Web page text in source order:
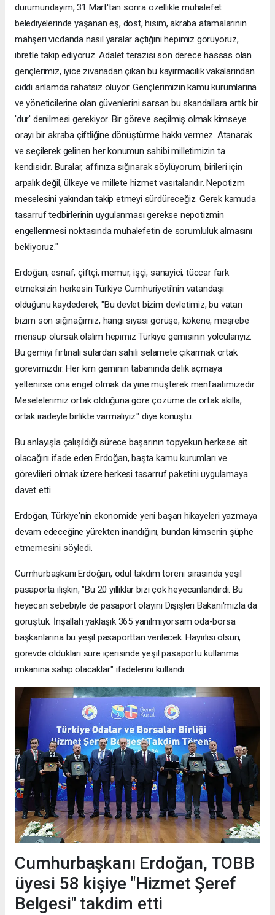
durumundayım, 31 Mart'tan sonra özellikle muhalefet
belediyelerinde yaşanan eş, dost, hısım, akraba atamalarının
mahşeri vicdanda nasıl yaralar açtığını hepimiz görüyoruz,
ibretle takip ediyoruz. Adalet terazisi son derece hassas olan
gençlerimiz, iyice zıvanadan çıkan bu kayırmacılık vakalarından
ciddi anlamda rahatsız oluyor. Gençlerimizin kamu kurumlarına
ve yöneticilerine olan güvenlerini sarsan bu skandallara artık bir
'dur' denilmesi gerekiyor. Bir göreve seçilmiş olmak kimseye
orayı bir akraba çiftliğine dönüştürme hakkı vermez. Atanarak
ve seçilerek gelinen her konumun sahibi milletimizin ta
kendisidir. Buralar, affınıza sığınarak söylüyorum, birileri için
arpalık değil, ülkeye ve millete hizmet vasıtalarıdır. Nepotizm
meselesini yakından takip etmeyi sürdüreceğiz. Gerek kamuda
tasarruf tedbirlerinin uygulanması gerekse nepotizmin
engellenmesi noktasında muhalefetin de sorumluluk almasını
bekliyoruz."
Erdoğan, esnaf, çiftçi, memur, işçi, sanayici, tüccar fark
etmeksizin herkesin Türkiye Cumhuriyeti'nin vatandaşı
olduğunu kaydederek, "Bu devlet bizim devletimiz, bu vatan
bizim son sığınağımız, hangi siyasi görüşe, kökene, meşrebe
mensup olursak olalım hepimiz Türkiye gemisinin yolcularıyız.
Bu gemiyi fırtınalı sulardan sahili selamete çıkarmak ortak
görevimizdir. Her kim geminin tabanında delik açmaya
yeltenirse ona engel olmak da yine müşterek menfaatimizedir.
Meselelerimiz ortak olduğuna göre çözüme de ortak akılla,
ortak iradeyle birlikte varmalıyız." diye konuştu.
Bu anlayışla çalışıldığı sürece başarının topyekun herkese ait
olacağını ifade eden Erdoğan, başta kamu kurumları ve
görevlileri olmak üzere herkesi tasarruf paketini uygulamaya
davet etti.
Erdoğan, Türkiye'nin ekonomide yeni başarı hikayeleri yazmaya
devam edeceğine yürekten inandığını, bundan kimsenin şüphe
etmemesini söyledi.
Cumhurbaşkanı Erdoğan, ödül takdim töreni sırasında yeşil
pasaporta ilişkin, "Bu 20 yıllıklar bizi çok heyecanlandırdı. Bu
heyecan sebebiyle de pasaport olayını Dışişleri Bakanı'mızla da
görüştük. İnşallah yaklaşık 365 yanılmıyorsam oda-borsa
başkanlarına bu yeşil pasaporttan verilecek. Hayırlısı olsun,
görevde oldukları süre içerisinde yeşil pasaportu kullanma
imkanına sahip olacaklar." ifadelerini kullandı.
Cumhurbaşkanı Erdoğan, TOBB
üyesi 58 kişiye "Hizmet Şeref
Belgesi" takdim etti